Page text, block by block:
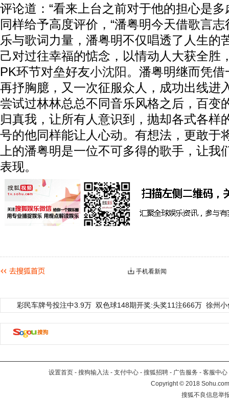
评论道：“看来上台之前对于他的担心是多
同样给予高度评价，“潘粤明今天借歌言
乐与歌词力量，潘粤明不仅唱透了人生的
己对过往幸福的惦念，以情动人大获全胜
PK环节对垒好友小沈阳 。潘粤明继而凭
再抒胸臆，又一次征服众人，成功出线进
尝试过林林总总不同音乐风格之后，百变
归真我，让所有人意识到，抛却各式各样
号的他同样能让人心动。有想法，更敢于
上的潘粤明是一位不可多得的歌手，让我
表现。
手机看新闻
彩民车牌号投注中3.9万 双色球148期开奖:头奖11注666万 徐州
设置首页 - 搜狗输入法 - 支付中心 - 搜狐招聘 - 广告服务 - 客服中心
Copyright©2018
搜狐不良信息举